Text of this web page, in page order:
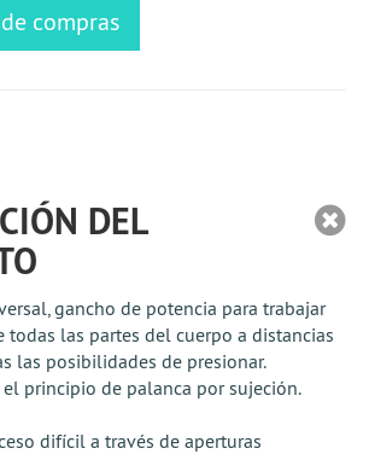
compras
DEL
gancho de potencia para trabajar
todas las partes del cuerpo a distancias
las posibilidades de presionar.
principio de palanca por sujeción.
difícil a través de aperturas